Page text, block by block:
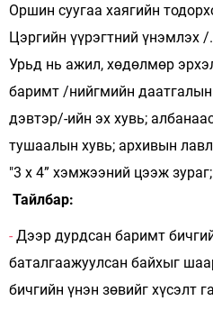
Оршин суугаа хаягийн
Цэргийн үүрэгтний үнэмлэх
Урьд нь ажил, хөдөлмөр
баримт /нийгмийн
дэвтэр/-ийн эх хувь;
тушаалын хувь; архивын
"3 х 4” хэмжээний цээж зураг;
Тайлбар:
- Дээр дурдсан баримт
баталгаажуулсан байхыг
бичгийн үнэн зөвийг хүсэлт